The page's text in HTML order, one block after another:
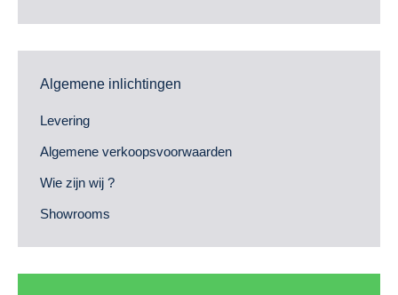
Algemene inlichtingen
Levering
Algemene verkoopsvoorwaarden
Wie zijn wij ?
Showrooms